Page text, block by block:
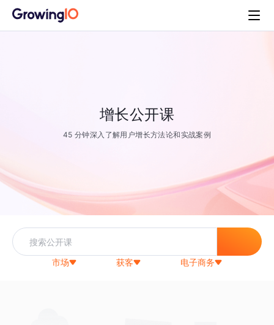
增长公开课
45 分钟深入了解用户增长方法论和实战案例
市场 获客 电子商务